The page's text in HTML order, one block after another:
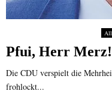
Pfui, Herr Merz!
Die CDU verspielt die
frohlockt...